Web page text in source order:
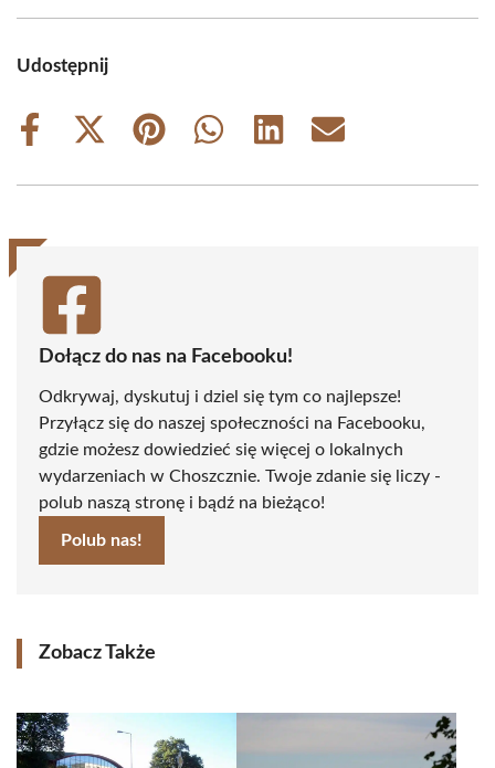
Udostępnij
Share
Share
(Twitter)
Share
Share
Share
Share
Dołącz do nas na Facebooku!
Odkrywaj, dyskutuj i dziel się tym co najlepsze!
Przyłącz się do naszej społeczności na Facebooku,
gdzie możesz dowiedzieć się więcej o lokalnych
wydarzeniach w Choszcznie. Twoje zdanie się liczy -
polub naszą stronę i bądź na bieżąco!
Polub nas!
Zobacz Także